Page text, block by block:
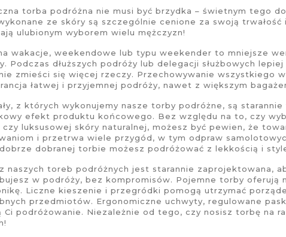
torba podróżna nie musi być brzydka – świetnym tego
ze skóry są szczególnie cenione za swoją
ulubionym wyborem wielu mężczyzn!
wakacje, weekendowe lub typu weekender to mniejsze
Podczas dłuższych podróży lub delegacji służbowych
zmieści się więcej rzeczy. Przechowywanie wszystkiego
łatwej i przyjemnej podróży, nawet z większym
z których wykonujemy nasze torby podróżne, są
efekt produktu końcowego. Bez względu na to, czy
czy luksusowej skóry naturalnej, możesz być pewien, że
i przetrwa wiele przygód, w tym odpraw
dobranej torbie możesz podróżować z lekkością i
naszych toreb podróżnych jest starannie zaprojektowana,
w podróży, bez kompromisów. Pojemne torby oferują
Liczne kieszenie i przegródki pomogą utrzymać
przedmiotów. Ergonomiczne uchwyty, regulowane
Ci podróżowanie. Niezależnie od tego, czy nosisz torbę na